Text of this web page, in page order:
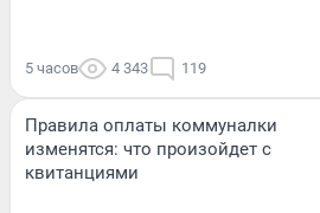
5 часов 4 343 119
Правила оплаты коммуналки
изменятся: что произойдет с
квитанциями